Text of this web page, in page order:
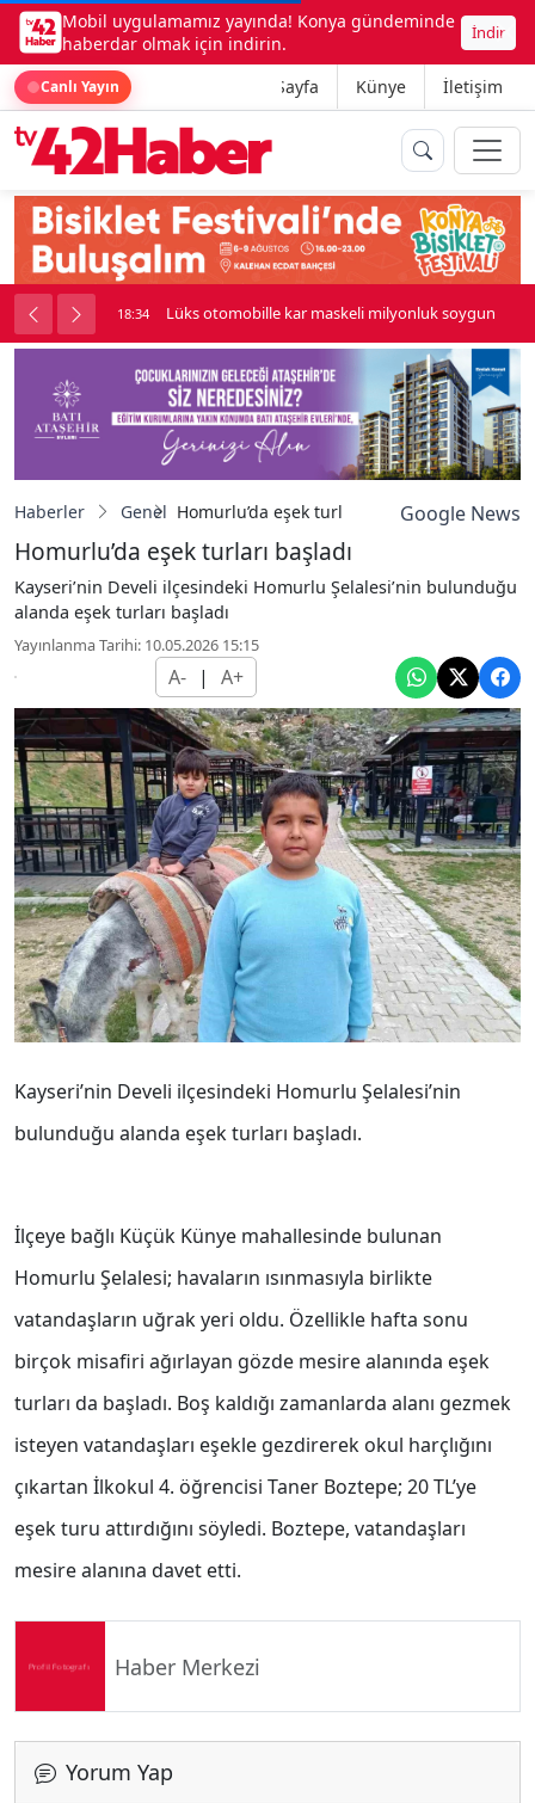
Mobil uygulamamız yayında! Konya gündeminde
haberdar olmak için indirin.
İndir
Canlı Yayın Ana Sayfa Künye İletişim
kavga çıktı 18:34 Lüks otomobille kar maskeli milyonluk soygun
Haberler Genel Homurlu’da eşek turları başladıGoogle News
Homurlu’da eşek turları başladı
Kayseri’nin Develi ilçesindeki Homurlu Şelalesi’nin bulunduğu
alanda eşek turları başladı
Yayınlanma Tarihi: 10.05.2026 15:15
A- | A+
Kayseri’nin Develi ilçesindeki Homurlu Şelalesi’nin
bulunduğu alanda eşek turları başladı.
İlçeye bağlı Küçük Künye mahallesinde bulunan
Homurlu Şelalesi; havaların ısınmasıyla birlikte
vatandaşların uğrak yeri oldu. Özellikle hafta sonu
birçok misafiri ağırlayan gözde mesire alanında eşek
turları da başladı. Boş kaldığı zamanlarda alanı gezmek
isteyen vatandaşları eşekle gezdirerek okul harçlığını
çıkartan İlkokul 4. öğrencisi Taner Boztepe; 20 TL’ye
eşek turu attırdığını söyledi. Boztepe, vatandaşları
mesire alanına davet etti.
Haber Merkezi
Yorum Yap